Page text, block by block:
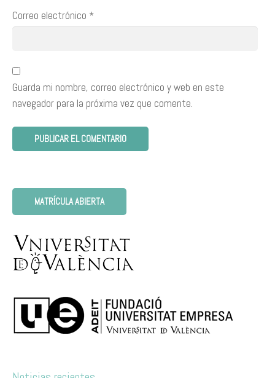
Correo electrónico *
Guarda mi nombre, correo electrónico y web en este
navegador para la próxima vez que comente.
MATRÍCULA ABIERTA